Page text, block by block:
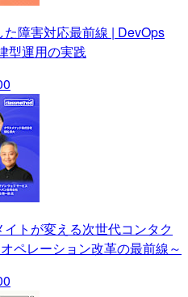
た障害対応最前線 | DevOps
型運用の実践
イトが変える次世代コンタク
ペレーション改革の最前線～